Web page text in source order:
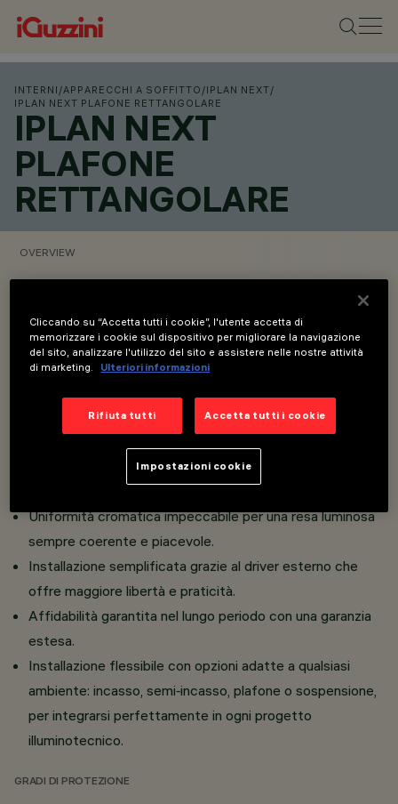
INTERNI /APPARECCHI A SOFFITTO /IPLAN NEXT/
IPLAN NEXT PLAFONE RETTANGOLARE
IPLAN NEXT
PLAFONE
RETTANGOLARE
OVERVIEW
Overview
Efficienza energetica elevata pensata per ridurre i
Comfort visivo garantito con un controllo
Uniformità cromatica impeccabile per una resa luminosa
sempre coerente e piacevole.
Installazione semplificata grazie al driver esterno che
offre maggiore libertà e praticità.
Affidabilità garantita nel lungo periodo con una garanzia
estesa.
Installazione flessibile con opzioni adatte a qualsiasi
ambiente: incasso, semi‑incasso, plafone o sospensione,
per integrarsi perfettamente in ogni progetto
illuminotecnico.
GRADI DI PROTEZIONE
Cliccando su “Accetta tutti i cookie”, l'utente accetta di
memorizzare i cookie sul dispositivo per migliorare la navigazione
del sito, analizzare l'utilizzo del sito e assistere nelle nostre attività
di marketing.
Ulteriori informazioni
Rifiuta tutti Accetta tutti i cookie
Impostazioni cookie